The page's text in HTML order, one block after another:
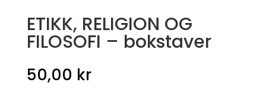
ETIKK, RELIGION OG
FILOSOFI – bokstaver
50,00 kr